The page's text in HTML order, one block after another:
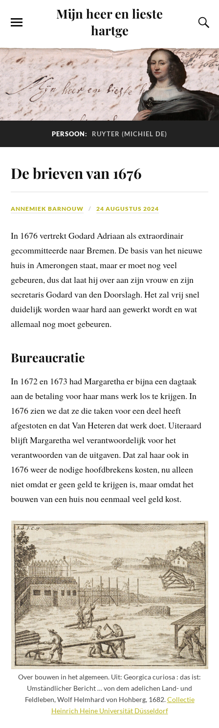
Mijn heer en lieste
hartge
PERSOON: RUYTER (MICHIEL DE)
De brieven van 1676
ANNEMIEK BARNOUW 24 AUGUSTUS 2024
In 1676 vertrekt Godard Adriaan als extraordinair
gecommitteerde naar Bremen. De basis van het nieuwe
huis in Amerongen staat, maar er moet nog veel
gebeuren, dus dat laat hij over aan zijn vrouw en zijn
secretaris Godard van den Doorslagh. Het zal vrij snel
duidelijk worden waar hard aan gewerkt wordt en wat
allemaal nog moet gebeuren.
Bureaucratie
In 1672 en 1673 had Margaretha er bijna een dagtaak
aan de betaling voor haar mans werk los te krijgen. In
1676 zien we dat ze die taken voor een deel heeft
afgestoten en dat Van Heteren dat werk doet. Uiteraard
blijft Margaretha wel verantwoordelijk voor het
verantwoorden van de uitgaven. Dat zal haar ook in
1676 weer de nodige hoofdbrekens kosten, nu alleen
niet omdat er geen geld te krijgen is, maar omdat het
bouwen van een huis nou eenmaal veel geld kost.
Over bouwen in het algemeen. Uit: Georgica curiosa : das ist:
Umständlicher Bericht … von dem adelichen Land- und
Feldleben, Wolf Helmhard von Hohberg, 1682.Collectie
Heinrich Heine Universität Düsseldorf